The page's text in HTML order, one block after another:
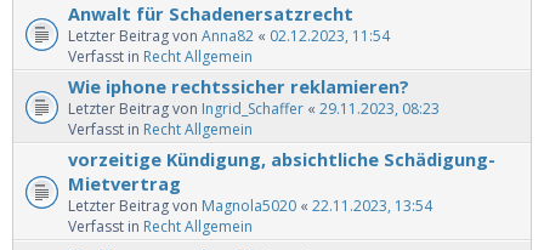
Anwalt für Schadenersatzrecht
Letzter Beitrag von Anna82 « 02.12.2023, 11:54
Verfasst in Recht Allgemein
Wie iphone rechtssicher reklamieren?
Letzter Beitrag von Ingrid_Schaffer « 29.11.2023, 08:23
Verfasst in Recht Allgemein
vorzeitige Kündigung, absichtliche Schädigung-
Mietvertrag
Letzter Beitrag von Magnola5020 « 22.11.2023, 13:54
Verfasst in Recht Allgemein